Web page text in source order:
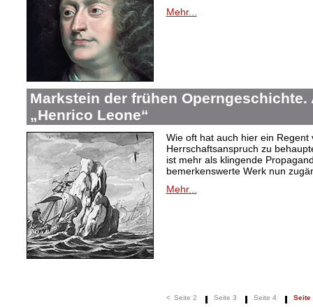
Mehr...
Markstein der frühen
„Henrico Leone“
Wie oft hat auch hier ein
Herrschaftsanspruch zu
ist mehr als klingende
bemerkenswerte Werk nun
Mehr...
< Seite 2 Seite 3 Seite 4 Seite